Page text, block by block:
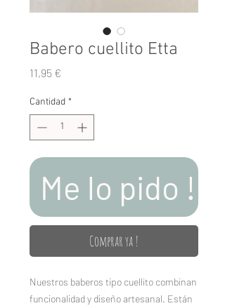
Babero cuellito Etta
11,95 €
Cantidad *
Me lo pido !
Comprar ya !
Nuestros baberos tipo cuellito combinan
funcionalidad y diseño artesanal. Están